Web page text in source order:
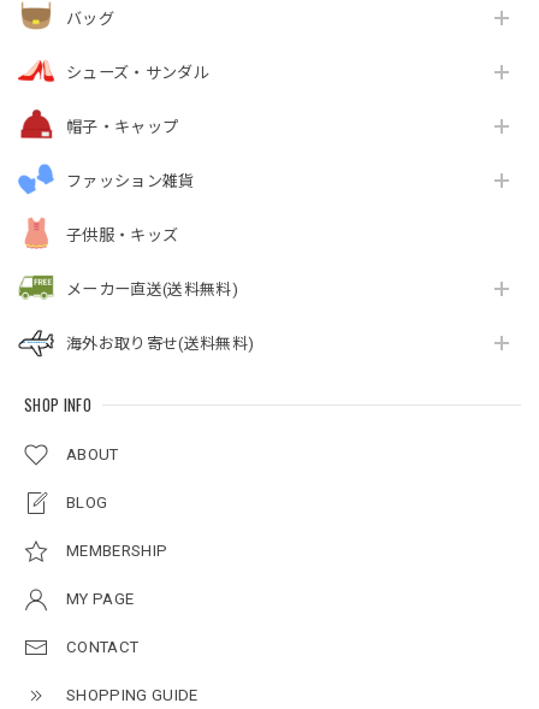
バッグ
シューズ・サンダル
帽子・キャップ
ファッション雑貨
子供服・キッズ
メーカー直送(送料無料)
海外お取り寄せ(送料無料)
SHOP INFO
ABOUT
BLOG
MEMBERSHIP
MY PAGE
CONTACT
SHOPPING GUIDE